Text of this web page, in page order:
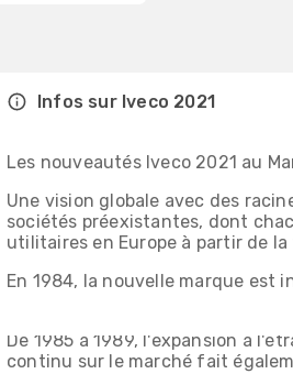
Infos sur Iveco 2021
Les nouveautés Iveco 2021 au
Une vision globale avec des
sociétés préexistantes, dont
utilitaires en Europe à partir de la
En 1984, la nouvelle marque
De 1985 à 1989, l'expansion à
continu sur le marché fait